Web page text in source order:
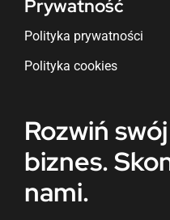
Prywatność
Polityka prywatności
Polityka cookies
Rozwiń
biznes.
nami.